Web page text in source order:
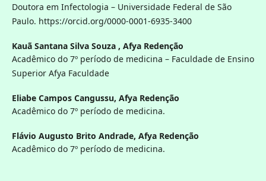
Doutora em Infectologia – Universidade Federal de São
Paulo. https://orcid.org/0000-0001-6935-3400
Kauã Santana Silva Souza , Afya Redenção
Acadêmico do 7º período de medicina – Faculdade de Ensino
Superior Afya Faculdade
Eliabe Campos Cangussu, Afya Redenção
Acadêmico do 7º período de medicina.
Flávio Augusto Brito Andrade, Afya Redenção
Acadêmico do 7º período de medicina.